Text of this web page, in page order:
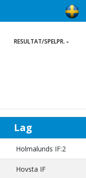
RESULTAT/SPELPR.
Lag
Holmalunds IF:2
Hovsta IF